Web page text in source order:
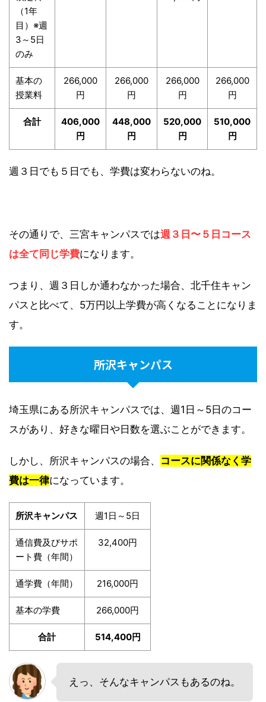
（1年
目）※週
3～5日
のみ
基本の
授業料
266,000
円
266,000
円
266,000
円
266,000
円
合計
406,000
円
448,000
円
520,000
円
510,000
円
週３日でも５日でも、学費は変わらないのね。
その通りで、三宮キャンパスでは週３日〜５日コース
は全て同じ学費になります。
つまり、週３日しか通わなかった場合、北千住キャン
パスと比べて、5万円以上学費が高くなることになりま
す。
所沢キャンパス
埼玉県にある所沢キャンパスでは、週1日～5日のコー
スがあり、好きな曜日や日数を選ぶことができます。
しかし、所沢キャンパスの場合、 コースに関係なく学
費は一律になっています。
所沢キャンパス 週1日～5日
通信費及びサポ
ート費（年間）
32,400円
通学費（年間） 216,000円
基本の学費 266,000円
合計 514,400円
えっ、そんなキャンパスもあるのね。